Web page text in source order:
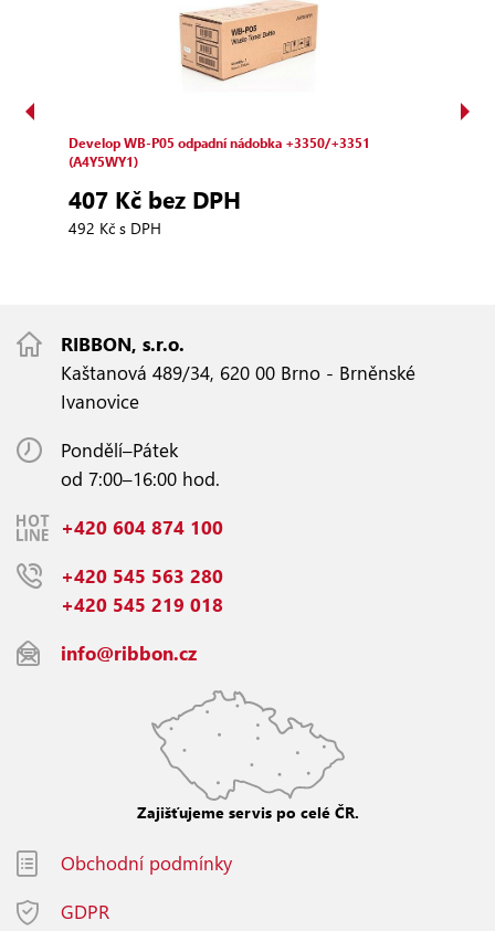
Develop WB‑P05 odpadní nádobka +3350/+3351
(A4Y5WY1)
407 Kč bez DPH
492 Kč s DPH
RIBBON, s.r.o.
Kaštanová 489/34, 620 00 Brno - Brněnské
Ivanovice
Pondělí–Pátek
od 7:00–16:00 hod.
+420 604 874 100
+420 545 563 280
+420 545 219 018
info@ribbon.cz
Zajišťujeme servis po celé ČR.
Obchodní podmínky
GDPR